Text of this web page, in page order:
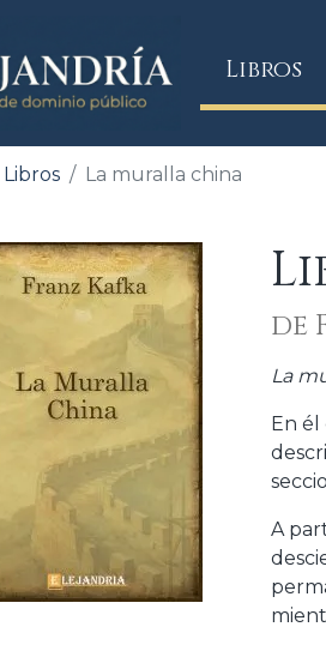
Libros
Libros La muralla china
de
La
En
A